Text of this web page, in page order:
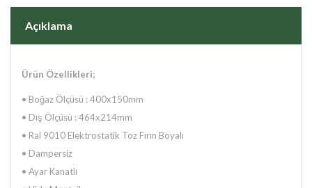
Açıklama
Ürün Özellikleri;
• Boğaz Ölçüsü : 400x150mm
• Dış Ölçüsü : 464x214mm
• Ral 9010 Elektrostatik Toz Fırın Boyalı
• Dampersiz
• Ayar Kanatlı